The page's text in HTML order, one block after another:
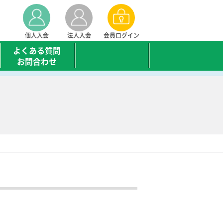
個人入会 法人入会 会員ログイン
よくある質問
お問合わせ